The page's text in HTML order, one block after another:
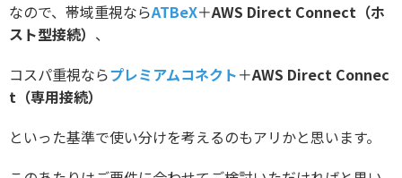
なので、帯域重視ならATBeX＋AWS Direct Connect（ホ
スト型接続） 、
コスパ重視ならプレミアムコネクト＋AWS Direct Connec
t（専用接続）
といった基準で使い分けを考えるのもアリかと思います。